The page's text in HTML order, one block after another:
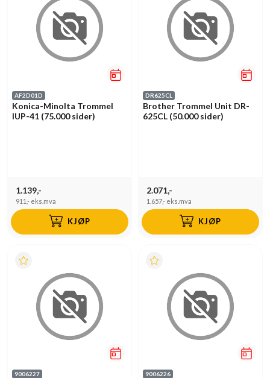
AF2D01D
Konica-Minolta Trommel
IUP-41 (75.000 sider)
1.139,-
911,- eks.mva
KJØP
DR625CL
Brother Trommel Unit DR-
625CL (50.000 sider)
2.071,-
1.657,- eks.mva
KJØP
9006227 9006226